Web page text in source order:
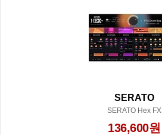
SERATO
SERATO Hex FX
136,600원